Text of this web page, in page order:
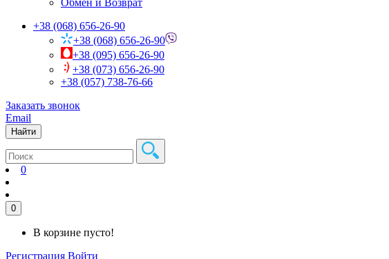
Обмен и Возврат
+38 (068) 656-26-90
+38 (068) 656-26-90
+38 (095) 656-26-90
+38 (073) 656-26-90
+38 (057) 738-76-66
Заказать звонок
Email
Найти
0
0
В корзине пусто!
Регистрация Войти